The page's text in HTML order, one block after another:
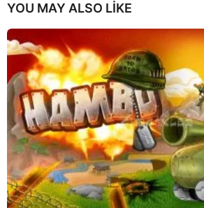
YOU MAY ALSO LIKE